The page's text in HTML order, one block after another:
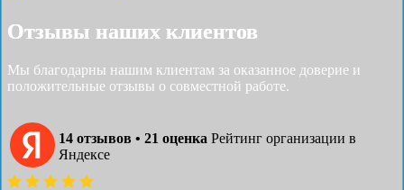
Отзывы наших клиентов
Мы благодарны нашим клиентам за оказанное доверие и
положительные отзывы о совместной работе.
14 отзывов • 21 оценка Рейтинг организации в
Яндексе